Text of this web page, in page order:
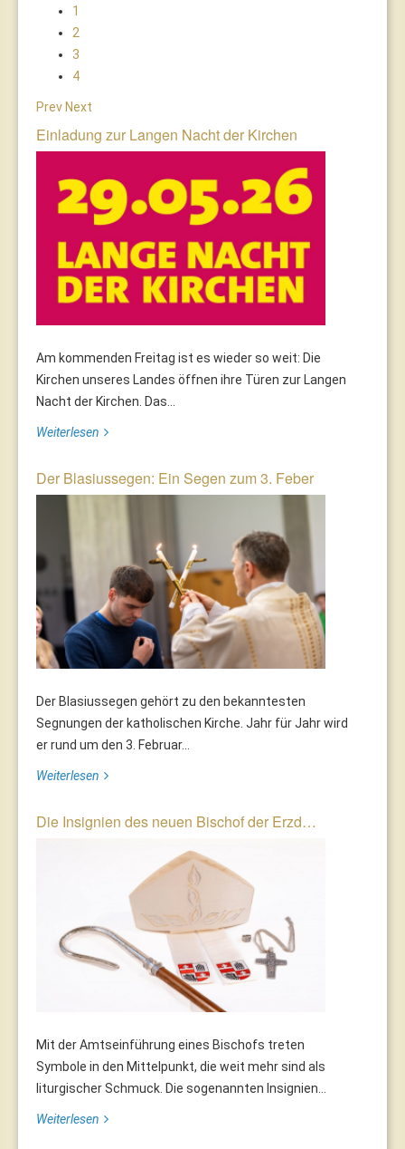
1
2
3
4
Prev Next
Einladung zur Langen Nacht der Kirchen
Am kommenden Freitag ist es wieder so weit: Die
Kirchen unseres Landes öffnen ihre Türen zur Langen
Nacht der Kirchen. Das...
Weiterlesen
Der Blasiussegen: Ein Segen zum 3. Feber
Der Blasiussegen gehört zu den bekanntesten
Segnungen der katholischen Kirche. Jahr für Jahr wird
er rund um den 3. Februar...
Weiterlesen
Die Insignien des neuen Bischof der Erzd…
Mit der Amtseinführung eines Bischofs treten
Symbole in den Mittelpunkt, die weit mehr sind als
liturgischer Schmuck. Die sogenannten Insignien...
Weiterlesen